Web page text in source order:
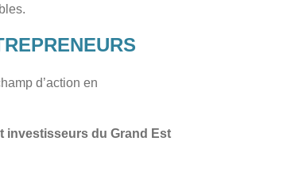
d’action en
investisseurs du Grand Est